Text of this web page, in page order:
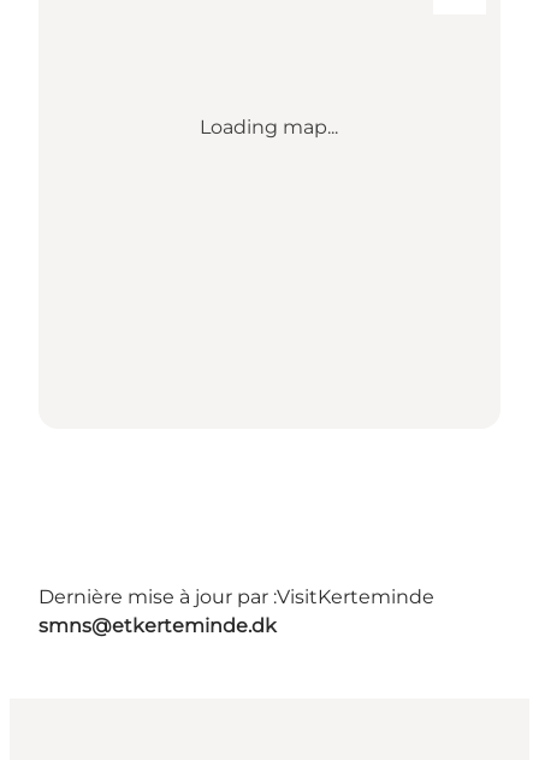
Loading map...
Dernière mise à jour par :VisitKerteminde
smns@etkerteminde.dk